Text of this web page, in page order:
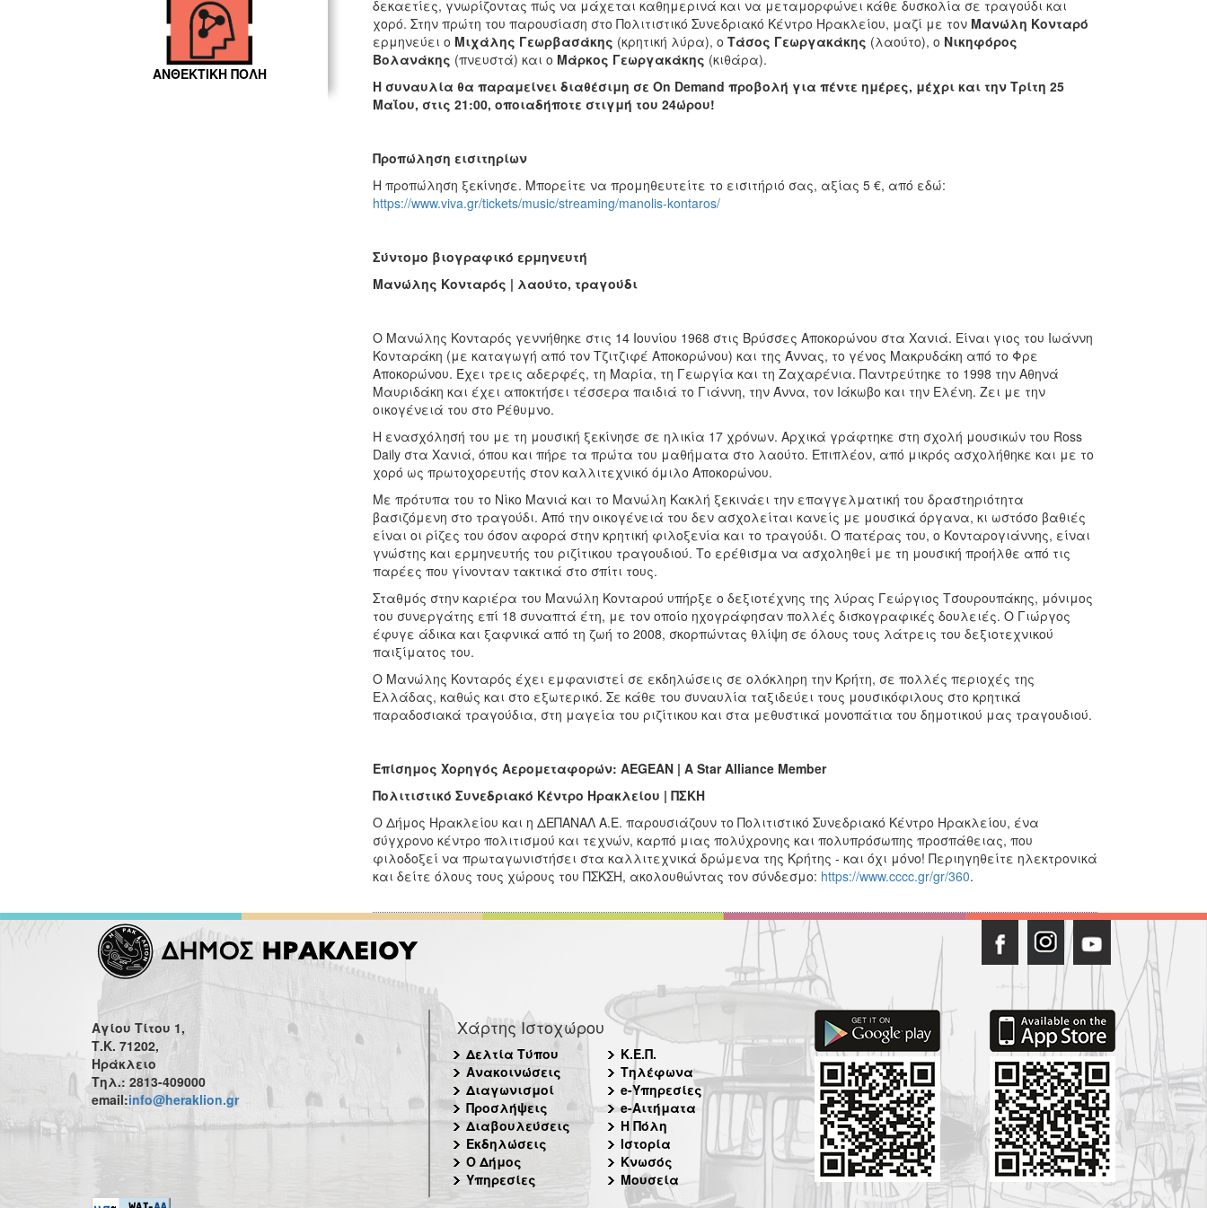
ΑΝΘΕΚΤΙΚΗ ΠΟΛΗ
δεκαετίες, γνωρίζοντας πώς να μάχεται καθημερινά και να μεταμορφώνει κάθε δυσκολία σε τραγούδι και
χορό. Στην πρώτη του παρουσίαση στο Πολιτιστικό Συνεδριακό Κέντρο Ηρακλείου, μαζί με τον Μανώλη Κονταρό
ερμηνεύει ο Μιχάλης Γεωρβασάκης (κρητική λύρα), ο Τάσος Γεωργακάκης (λαούτο), ο Νικηφόρος
Βολανάκης (πνευστά) και ο Μάρκος Γεωργακάκης (κιθάρα).
Η συναυλία θα παραμείνει διαθέσιμη σε On Demand προβολή για πέντε ημέρες, μέχρι και την Τρίτη 25
Μαΐου, στις 21:00, οποιαδήποτε στιγμή του 24ώρου!
Προπώληση εισιτηρίων
Η προπώληση ξεκίνησε. Μπορείτε να προμηθευτείτε το εισιτήριό σας, αξίας 5 €, από εδώ:
https://www.viva.gr/tickets/music/streaming/manolis-kontaros/
Σύντομο βιογραφικό ερμηνευτή
Μανώλης Κονταρός | λαούτο, τραγούδι
Ο Μανώλης Κονταρός γεννήθηκε στις 14 Ιουνίου 1968 στις Βρύσσες Αποκορώνου στα Χανιά. Είναι γιος του Ιωάννη
Κονταράκη (με καταγωγή από τον Tζιτζιφέ Αποκορώνου) και της Άννας, το γένος Μακρυδάκη από το Φρε
Αποκορώνου. Έχει τρεις αδερφές, τη Μαρία, τη Γεωργία και τη Ζαχαρένια. Παντρεύτηκε το 1998 την Αθηνά
Μαυριδάκη και έχει αποκτήσει τέσσερα παιδιά το Γιάννη, την Άννα, τον Ιάκωβο και την Ελένη. Ζει με την
οικογένειά του στο Ρέθυμνο.
Η ενασχόλησή του με τη μουσική ξεκίνησε σε ηλικία 17 χρόνων. Αρχικά γράφτηκε στη σχολή μουσικών του Ross
Daily στα Χανιά, όπου και πήρε τα πρώτα του μαθήματα στο λαούτο. Επιπλέον, από μικρός ασχολήθηκε και με το
χορό ως πρωτοχορευτής στον καλλιτεχνικό όμιλο Αποκορώνου.
Με πρότυπα του το Νίκο Μανιά και το Μανώλη Κακλή ξεκινάει την επαγγελματική του δραστηριότητα
βασιζόμενη στο τραγούδι. Από την οικογένειά του δεν ασχολείται κανείς με μουσικά όργανα, κι ωστόσο βαθιές
είναι οι ρίζες του όσον αφορά στην κρητική φιλοξενία και το τραγούδι. Ο πατέρας του, ο Κονταρογιάννης, είναι
γνώστης και ερμηνευτής του ριζίτικου τραγουδιού. Το ερέθισμα να ασχοληθεί με τη μουσική προήλθε από τις
παρέες που γίνονταν τακτικά στο σπίτι τους.
Σταθμός στην καριέρα του Μανώλη Κονταρού υπήρξε ο δεξιοτέχνης της λύρας Γεώργιος Τσουρουπάκης, μόνιμος
του συνεργάτης επί 18 συναπτά έτη, με τον οποίο ηχογράφησαν πολλές δισκογραφικές δουλειές. Ο Γιώργος
έφυγε άδικα και ξαφνικά από τη ζωή το 2008, σκορπώντας θλίψη σε όλους τους λάτρεις του δεξιοτεχνικού
παιξίματος του.
Ο Μανώλης Κονταρός έχει εμφανιστεί σε εκδηλώσεις σε ολόκληρη την Κρήτη, σε πολλές περιοχές της
Ελλάδας, καθώς και στο εξωτερικό. Σε κάθε του συναυλία ταξιδεύει τους μουσικόφιλους στο κρητικά
παραδοσιακά τραγούδια, στη μαγεία του ριζίτικου και στα μεθυστικά μονοπάτια του δημοτικού μας τραγουδιού.
Επίσημος Χορηγός Αερομεταφορών: AEGEAN | A Star Alliance Member
Πολιτιστικό Συνεδριακό Κέντρο Ηρακλείου | ΠΣΚΗ
Ο Δήμος Ηρακλείου και η ΔΕΠΑΝΑΛ Α.Ε. παρουσιάζουν το Πολιτιστικό Συνεδριακό Κέντρο Ηρακλείου, ένα
σύγχρονο κέντρο πολιτισμού και τεχνών, καρπό μιας πολύχρονης και πολυπρόσωπης προσπάθειας, που
φιλοδοξεί να πρωταγωνιστήσει στα καλλιτεχνικά δρώμενα της Κρήτης - και όχι μόνο! Περιηγηθείτε ηλεκτρονικά
και δείτε όλους τους χώρους του ΠΣΚΣΗ, ακολουθώντας τον σύνδεσμο: https://www.cccc.gr/gr/360.
Αγίου Τίτου 1,
Τ.Κ. 71202,
Ηράκλειο
Τηλ.: 2813-409000
email:info@heraklion.gr
Χάρτης Ιστοχώρου
Δελτία Τύπου
Ανακοινώσεις
Διαγωνισμοί
Προσλήψεις
Διαβουλεύσεις
Εκδηλώσεις
Ο Δήμος
Υπηρεσίες
Κ.Ε.Π.
Τηλέφωνα
e-Υπηρεσίες
e-Αιτήματα
Η Πόλη
Ιστορία
Κνωσός
Μουσεία